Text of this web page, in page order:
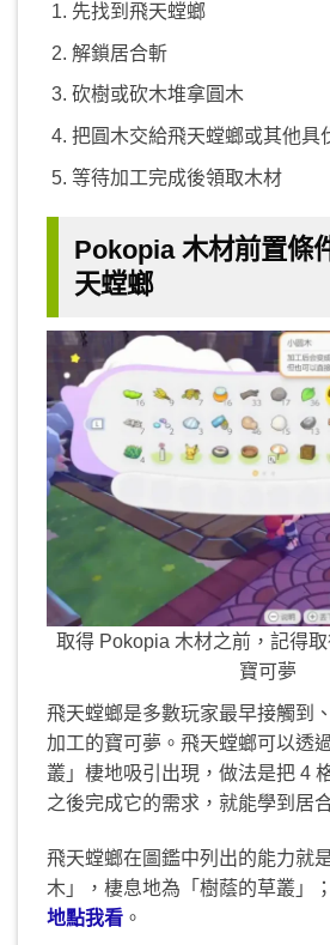
先找到飛天螳螂
解鎖居合斬
砍樹或砍木堆拿圓木
把圓木交給飛天螳螂或其他具
等待加工完成後領取木材
Pokopia 木材前置條
天螳螂
取得 Pokopia 木材之前，記得
寶可夢
飛天螳螂是多數玩家最早接觸到
加工的寶可夢。飛天螳螂可以透
叢」棲地吸引出現，做法是把 4
之後完成它的需求，就能學到居
飛天螳螂在圖鑑中列出的能力就
木」，棲息地為「樹蔭的草叢」；
地點我看 。